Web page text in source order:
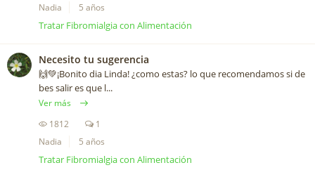
Nadia
5 años
Tratar Fibromialgia con Alimentación
Necesito tu sugerencia
🙌💚¡Bonito dia Linda! ¿como estas? lo que recomendamos si de
bes salir es que l...
Ver más
1812
1
Nadia
5 años
Tratar Fibromialgia con Alimentación